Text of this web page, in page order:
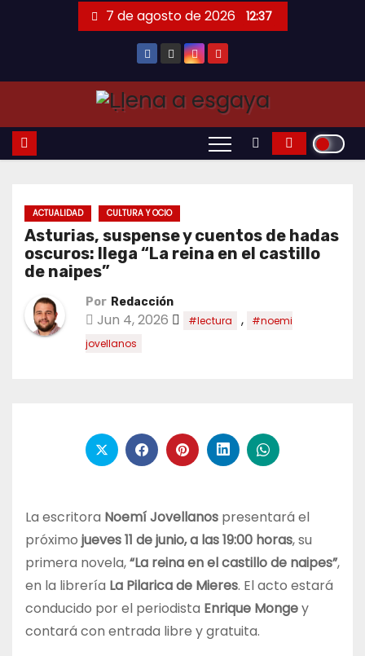
7 de agosto de 2026 12:37
ACTUALIDAD CULTURA Y OCIO
Asturias, suspense y cuentos de hadas
oscuros: llega “La reina en el castillo
de naipes”
Por Redacción
Jun 4, 2026 #lectura ,
#noemi
jovellanos
La escritora Noemí Jovellanos presentará el
próximo jueves 11 de junio, a las 19:00 horas, su
primera novela,“La reina en el castillo de naipes”,
en la librería La Pilarica de Mieres. El acto estará
conducido por el periodista Enrique Mongey
contará con entrada libre y gratuita.